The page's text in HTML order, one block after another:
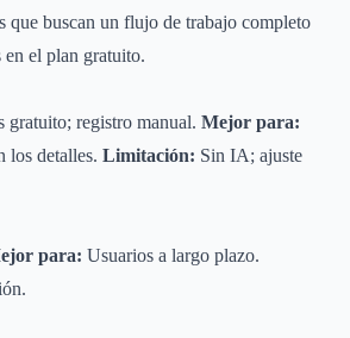
que buscan un flujo de trabajo completo
en el plan gratuito.
gratuito; registro manual. Mejor para:
los detalles. Limitación: Sin IA; ajuste
para: Usuarios a largo plazo.